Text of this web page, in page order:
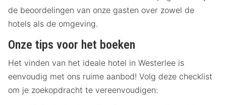
de beoordelingen van onze gasten over zowel de
hotels als de omgeving.
Onze tips voor het boeken
Het vinden van het ideale hotel in Westerlee is
eenvoudig met ons ruime aanbod! Volg deze checklist
om je zoekopdracht te vereenvoudigen: